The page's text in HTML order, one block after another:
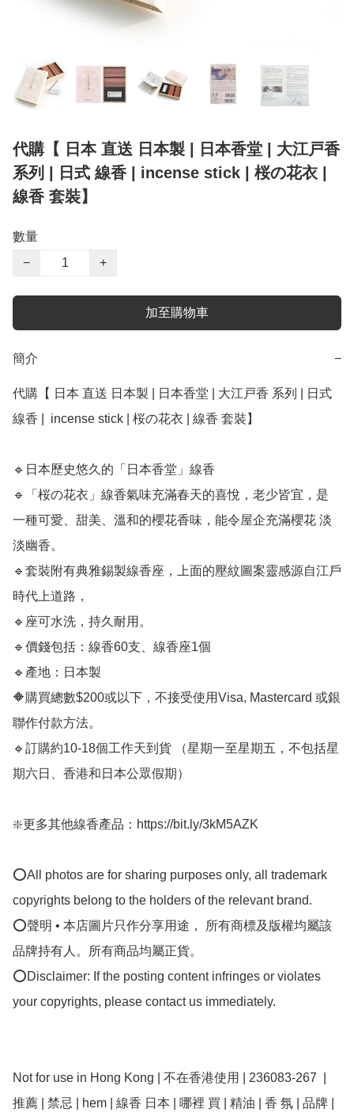
代購【 日本 直送 日本製 | 日本香堂 | 大江戸香
系列 | 日式 線香 | incense stick | 桜の花衣 |
線香 套裝】
數量
−
+
加至購物車
簡介 −
代購【 日本 直送 日本製 | 日本香堂 | 大江戸香 系列 | 日式
線香 |  incense stick | 桜の花衣 | 線香 套裝】﻿
🔹日本歷史悠久的「日本香堂」線香
🔹「桜の花衣」線香氣味充滿春天的喜悅，老少皆宜，是
一種可愛、甜美、溫和的櫻花香味，能令屋企充滿櫻花 淡
淡幽香。
🔹套裝附有典雅錫製線香座，上面的壓紋圖案靈感源自江戶
時代上道路，
🔹座可水洗，持久耐用。
🔹價錢包括：線香60支、線香座1個
🔹產地：日本製
🔶購買總數$200或以下，不接受使用Visa, Mastercard 或銀
聯作付款方法。
🔹訂購約10-18個工作天到貨 （星期一至星期五，不包括星
期六日、香港和日本公眾假期）
❇️更多其他線香產品：https://bit.ly/3kM5AZK
⭕All photos are for sharing purposes only, all trademark
copyrights belong to the holders of the relevant brand.
⭕聲明 • 本店圖片只作分享用途， 所有商標及版權均屬該
品牌持有人。所有商品均屬正貨。
⭕Disclaimer: If the posting content infringes or violates
your copyrights, please contact us immediately.
Not for use in Hong Kong | 不在香港使用 | 236083-267  |
推薦 | 禁忌 | hem | 線香 日本 | 哪裡 買 | 精油 | 香 氛 | 品牌 |